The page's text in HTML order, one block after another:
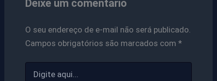
Deixe um comentário
O seu endereço de e-mail não será publicado.
Campos obrigatórios são marcados com *
aqui...